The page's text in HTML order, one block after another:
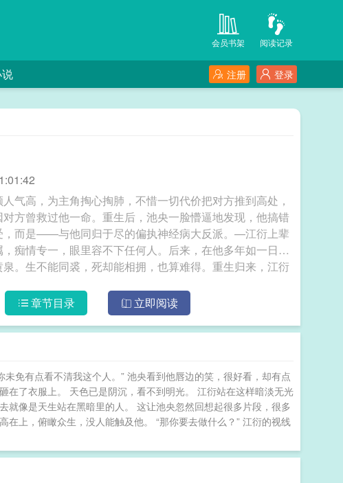
阅读记录
会员书架
登录
注册
气高，为主角掏心掏肺，不惜一切代价把对方推到高处，
方曾救过他一命。重生后，池央一脸懵逼地发现，他搞错
，而是——与他同归于尽的偏执神经病大反派。—江衍上辈
痴情专一，眼里容不下任何人。后来，在他多年如一日的
。生不能同裘，死却能相拥，也算难得。重生归来，江衍
魔王剧本，跟着男二跑了。众人大惊这两个掐得你死我活
——《真当小叔不是男人》叶久上辈子缺心眼，被他那个
统便宜别人，落个不得好死的下场。后来才明白，他最大
的小叔。——传闻中那位狠戾无情、绝对不可招惹的病弱
回去第一件事，就是退婚，让未婚夫身败名裂。同时为了
，照看这个常年身体不太好的病人。只是，渐渐的……不
耳垂，声色低哑，多年压抑的汹涌情绪几乎能将人整个吞
低缓道。“真当小叔不是男人？”叶久满脸通红，推他“小、
病弱腹黑大佬攻养成系，攻受没有任何血缘关系，相差七
章节目录 立即阅读
免有点看不清我这个人。” 池央看到他唇边的笑，很好看，却有点
了衣服上。 天色已是阴沉，看不到明光。 江衍站在这样暗淡无光
像是天生站在黑暗里的人。 这让池央忽然回想起很多片段，很多
上，俯瞰众生，没人能触及他。 “那你要去做什么？” 江衍的视线